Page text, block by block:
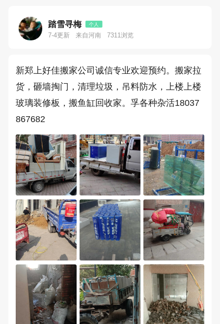
踏雪寻梅 个人
7-4更新 来自河南 7311浏览
新郑上好佳搬家公司诚信专业欢迎预约。搬家拉
货，砸墙掏门，清理垃圾，吊料防水，上楼上楼
玻璃装修板，搬鱼缸回收家。孚各种杂活18037
867682